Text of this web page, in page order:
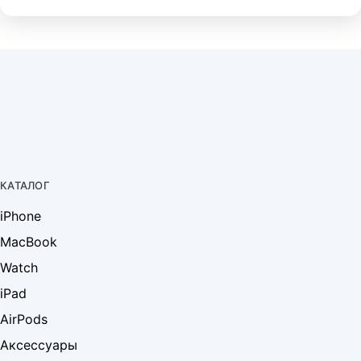
КАТАЛОГ
iPhone
MacBook
Watch
iPad
AirPods
Аксессуары